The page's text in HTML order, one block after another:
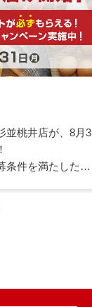
当たるチャンス！
5万円分など豪華賞
ーン！さらにヤオ